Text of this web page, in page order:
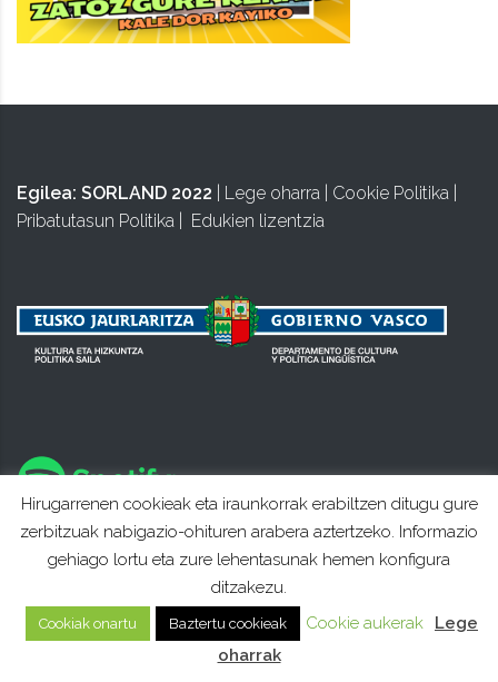
Egilea: SORLAND 2022 Lege oharra Cookie Politika
Pribatutasun Politika
Edukien lizentzia
Hirugarrenen cookieak eta iraunkorrak erabiltzen ditugu gure
zerbitzuak nabigazio-ohituren arabera aztertzeko. Informazio
gehiago lortu eta zure lehentasunak hemen konfigura
ditzakezu.
Cookiak onartu Baztertu cookieak Cookie aukerak
Lege
oharrak